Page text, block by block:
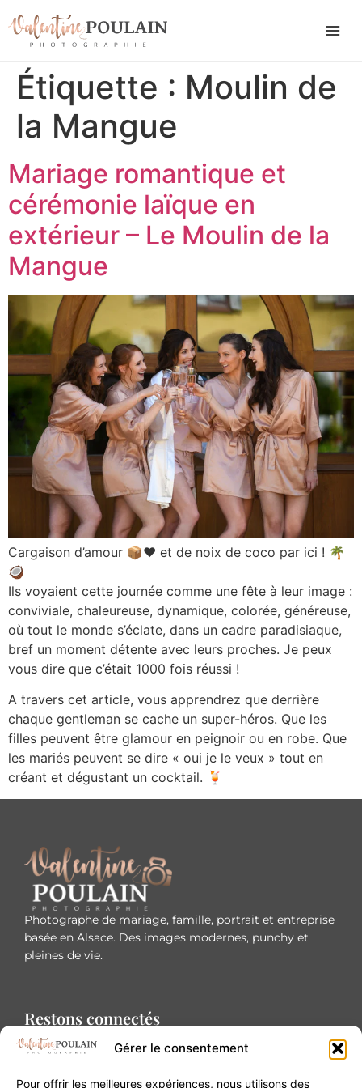
Gérer le consentement
Pour offrir les meilleures expériences, nous utilisons des
Étiquette : Moulin de
la Mangue
Mariage romantique et
cérémonie laïque en
extérieur – Le Moulin de la
Mangue
Cargaison d’amour 📦♥️ et de noix de coco par ici ! 🌴
🥥
Ils voyaient cette journée comme une fête à leur image :
conviviale, chaleureuse, dynamique, colorée, généreuse,
où tout le monde s’éclate, dans un cadre paradisiaque,
bref un moment détente avec leurs proches. Je peux
vous dire que c’était 1000 fois réussi !
A travers cet article, vous apprendrez que derrière
chaque gentleman se cache un super-héros. Que les
filles peuvent être glamour en peignoir ou en robe. Que
les mariés peuvent se dire « oui je le veux » tout en
créant et dégustant un cocktail. 🍹
Photographe de mariage, famille, portrait et entreprise
basée en Alsace. Des images modernes, punchy et
pleines de vie.
Restons connectés